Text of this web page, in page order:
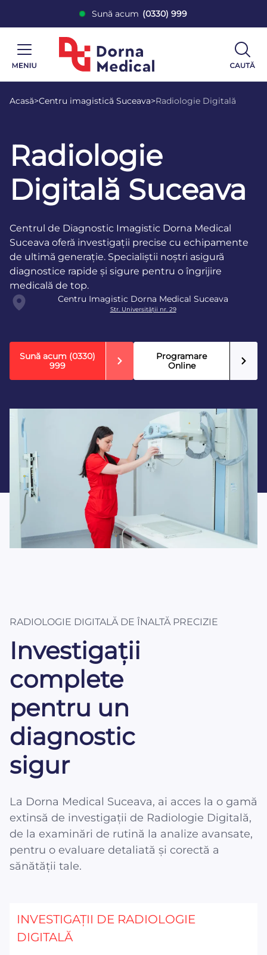
Sună acum (0330) 999
Acasă>Centru imagistică Suceava>Radiologie Digitală
Radiologie
Digitală Suceava
Centrul de Diagnostic Imagistic Dorna Medical
Suceava oferă investigații precise cu echipamente
de ultimă generație. Specialiștii noștri asigură
diagnostice rapide și sigure pentru o îngrijire
medicală de top.
Centru Imagistic Dorna Medical Suceava
Str. Universității nr. 29
Sună acum (0330)
999
Programare
Online
RADIOLOGIE DIGITALĂ DE ÎNALTĂ PRECIZIE
Investigații
complete
pentru un
diagnostic
sigur
La Dorna Medical Suceava, ai acces la o gamă
extinsă de investigații de Radiologie Digitală,
de la examinări de rutină la analize avansate,
pentru o evaluare detaliată și corectă a
sănătății tale.
INVESTIGAȚII DE RADIOLOGIE
DIGITALĂ